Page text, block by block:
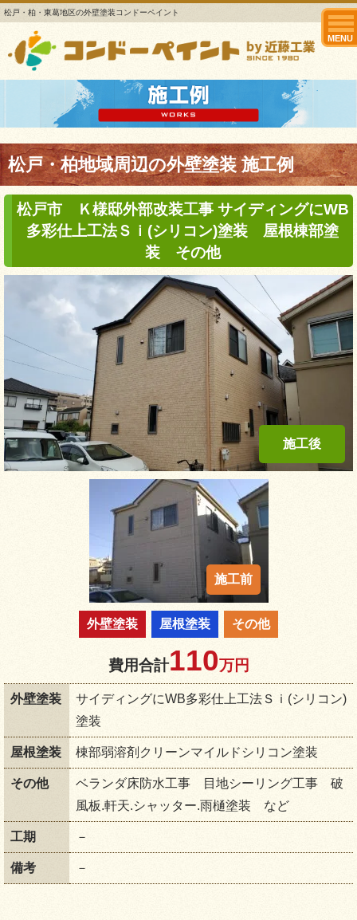
松戸・柏・東葛地区の外壁塗装コンドーペイント
MENU
松戸・柏地域周辺の外壁塗装 施工例
松戸市 Ｋ様邸外部改装工事 サイディングにWB
多彩仕上工法Ｓｉ(シリコン)塗装 屋根棟部塗
装 その他
外壁塗装 屋根塗装 その他
費用合計110万円
外壁塗装
サイディングにWB多彩仕上工法Ｓｉ(シリコン)
塗装
屋根塗装 棟部弱溶剤クリーンマイルドシリコン塗装
その他
ベランダ床防水工事 目地シーリング工事 破
風板.軒天.シャッター.雨樋塗装 など
工期 －
備考 －